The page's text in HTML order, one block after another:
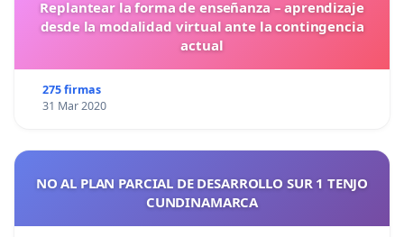
Replantear la forma de enseñanza – aprendizaje
desde la modalidad virtual ante la contingencia
actual
275 firmas
31 Mar 2020
NO AL PLAN PARCIAL DE DESARROLLO SUR 1 TENJO
CUNDINAMARCA